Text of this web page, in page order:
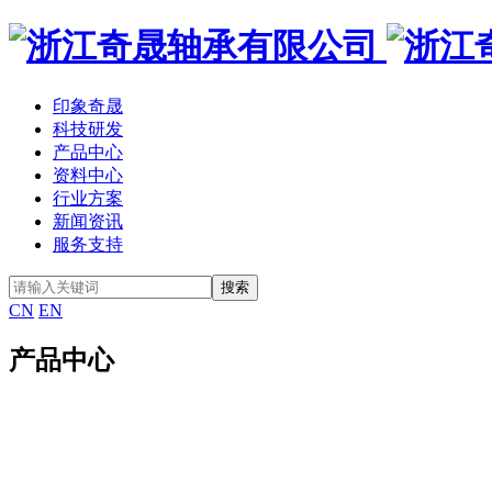
印象奇晟
科技研发
产品中心
资料中心
行业方案
新闻资讯
服务支持
CN EN
产品中心